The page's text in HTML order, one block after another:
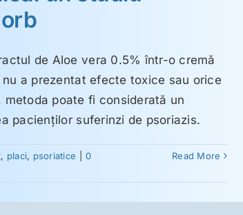
de Aloe vera 0.5% într-o cremă
a prezentat efecte toxice sau orice
poate fi considerată un
pacienţilor suferinzi de psoriazis.
, placi, psoriatice
0
Read More